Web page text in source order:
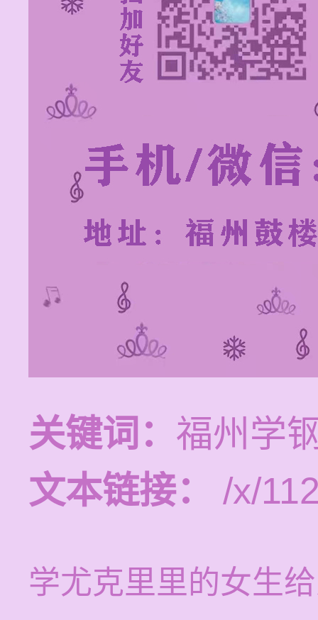
关键词： 福州学
文本链接：
/x/
学尤克里里的女生